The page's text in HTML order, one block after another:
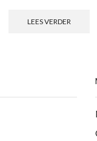
LEES VERDER